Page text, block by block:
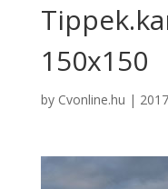
150x150
by Cvonline.hu |